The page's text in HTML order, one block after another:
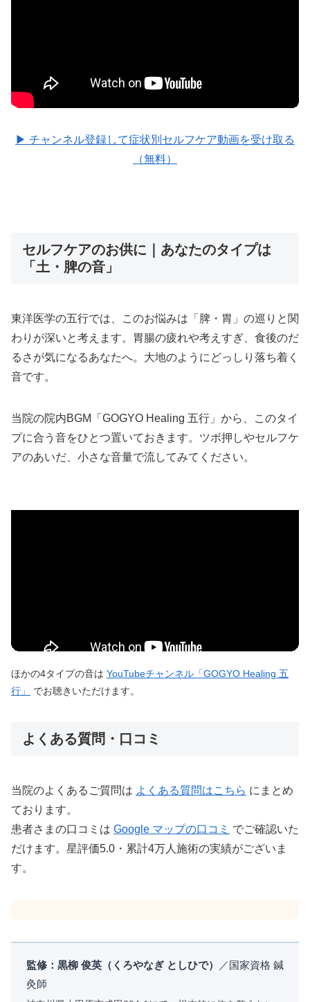
▶ チャンネル登録して症状別セルフケア動画を受け取る
（無料）
セルフケアのお供に｜あなたのタイプは
「土・脾の音」
東洋医学の五行では、このお悩みは「脾・胃」の巡りと関
わりが深いと考えます。胃腸の疲れや考えすぎ、食後のだ
るさが気になるあなたへ。大地のようにどっしり落ち着く
音です。
当院の院内BGM「GOGYO Healing 五行」から、このタイ
プに合う音をひとつ置いておきます。ツボ押しやセルフケ
アのあいだ、小さな音量で流してみてください。
ほかの4タイプの音は YouTubeチャンネル「GOGYO Healing 五
行」
でお聴きいただけます。
よくある質問・口コミ
当院のよくあるご質問は よくある質問はこちら にまとめ
ております。
患者さまの口コミは Google マップの口コミ でご確認いた
だけます。星評価5.0・累計4万人施術の実績がございま
す。
監修：黒柳 俊英（くろやなぎ としひで）
／国家資格 鍼
灸師